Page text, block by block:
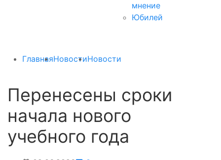
мнение
Юбилей
ГлавнаяНовостиНовости
Перенесены сроки
начала нового
учебного года